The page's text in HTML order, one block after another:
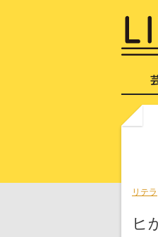
リテラ
ヒ